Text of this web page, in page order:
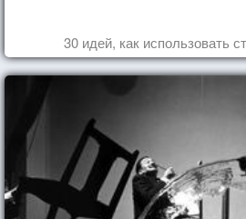
30 идей, как использовать